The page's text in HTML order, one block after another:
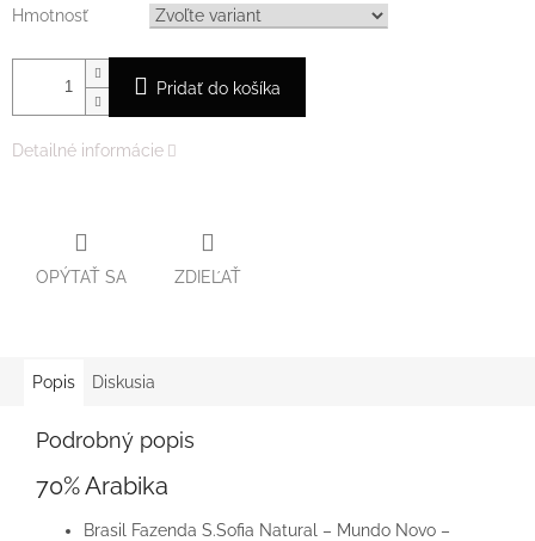
Hmotnosť
Pridať do košíka
Detailné informácie
OPÝTAŤ SA ZDIEĽAŤ
Popis Diskusia
Podrobný popis
70% Arabika
Brasil Fazenda S.Sofia Natural – Mundo Novo –